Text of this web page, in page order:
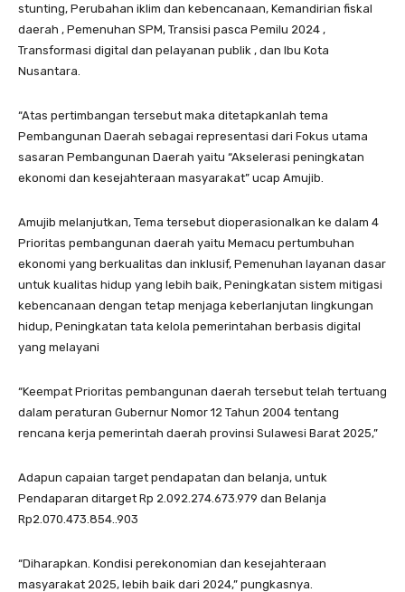
stunting, Perubahan iklim dan kebencanaan, Kemandirian fiskal
daerah , Pemenuhan SPM, Transisi pasca Pemilu 2024 ,
Transformasi digital dan pelayanan publik , dan Ibu Kota
Nusantara.
“Atas pertimbangan tersebut maka ditetapkanlah tema
Pembangunan Daerah sebagai representasi dari Fokus utama
sasaran Pembangunan Daerah yaitu “Akselerasi peningkatan
ekonomi dan kesejahteraan masyarakat” ucap Amujib.
Amujib melanjutkan, Tema tersebut dioperasionalkan ke dalam 4
Prioritas pembangunan daerah yaitu Memacu pertumbuhan
ekonomi yang berkualitas dan inklusif, Pemenuhan layanan dasar
untuk kualitas hidup yang lebih baik, Peningkatan sistem mitigasi
kebencanaan dengan tetap menjaga keberlanjutan lingkungan
hidup, Peningkatan tata kelola pemerintahan berbasis digital
yang melayani
“Keempat Prioritas pembangunan daerah tersebut telah tertuang
dalam peraturan Gubernur Nomor 12 Tahun 2004 tentang
rencana kerja pemerintah daerah provinsi Sulawesi Barat 2025,”
Adapun capaian target pendapatan dan belanja, untuk
Pendaparan ditarget Rp 2.092.274.673.979 dan Belanja
Rp2.070.473.854..903
“Diharapkan. Kondisi perekonomian dan kesejahteraan
masyarakat 2025, lebih baik dari 2024,” pungkasnya.